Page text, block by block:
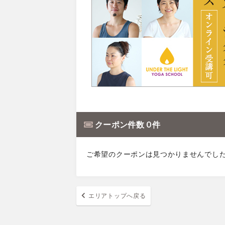
クーポン件数 0 件
ご希望のクーポンは見つかりませんでし
エリアトップへ戻る